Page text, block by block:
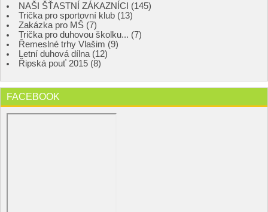
NAŠI ŠŤASTNÍ ZÁKAZNÍCI (145)
Trička pro sportovní klub (13)
Zakázka pro MŠ (7)
Trička pro duhovou školku... (7)
Řemeslné trhy Vlašim (9)
Letní duhová dílna (12)
Řipská pouť 2015 (8)
FACEBOOK